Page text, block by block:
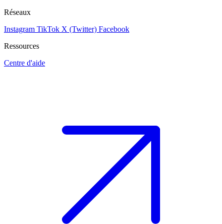
Réseaux
Instagram TikTok X (Twitter) Facebook
Ressources
Centre d'aide